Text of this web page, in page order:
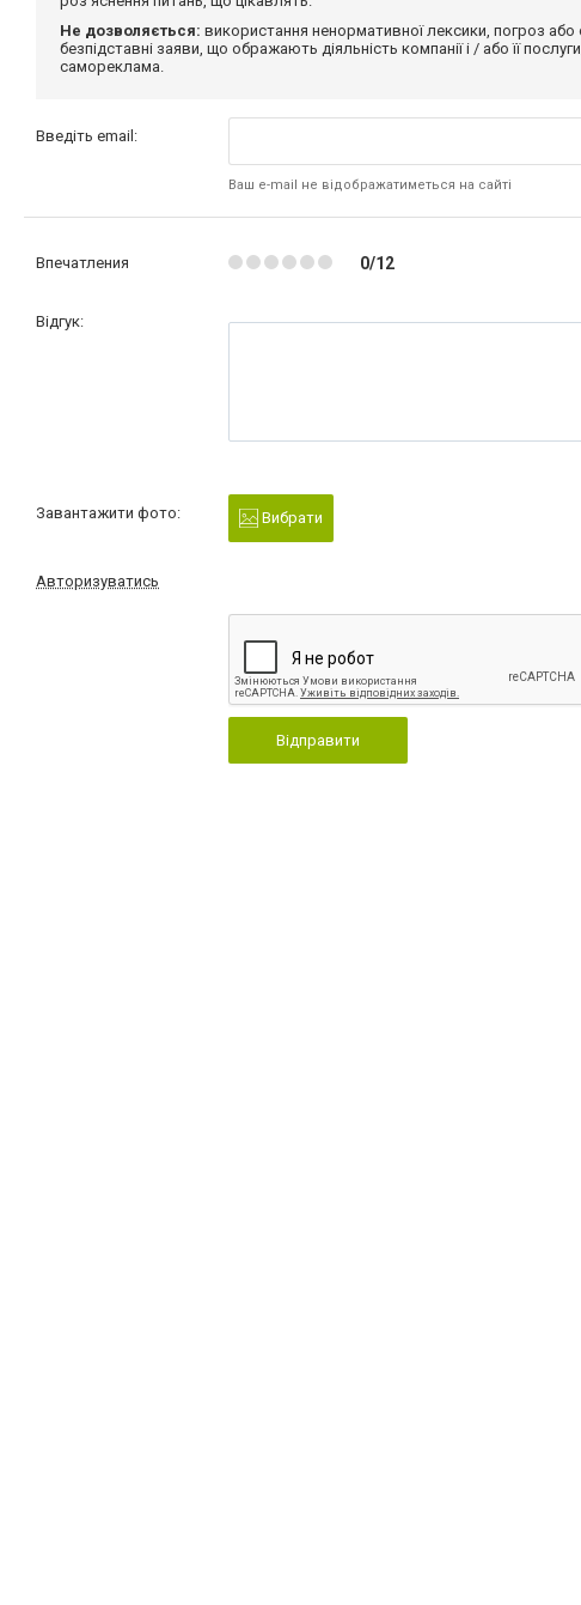
Не дозволяється: використання ненормативної лексики, погроз
безпідставні заяви, що ображають діяльність компанії і / або її
самореклама.
Введіть email:
Ваш e-mail не відображатиметься на сайті
Впечатления 0/12
Відгук:
Завантажити фото: Вибрати
Авторизуватись
Відправити